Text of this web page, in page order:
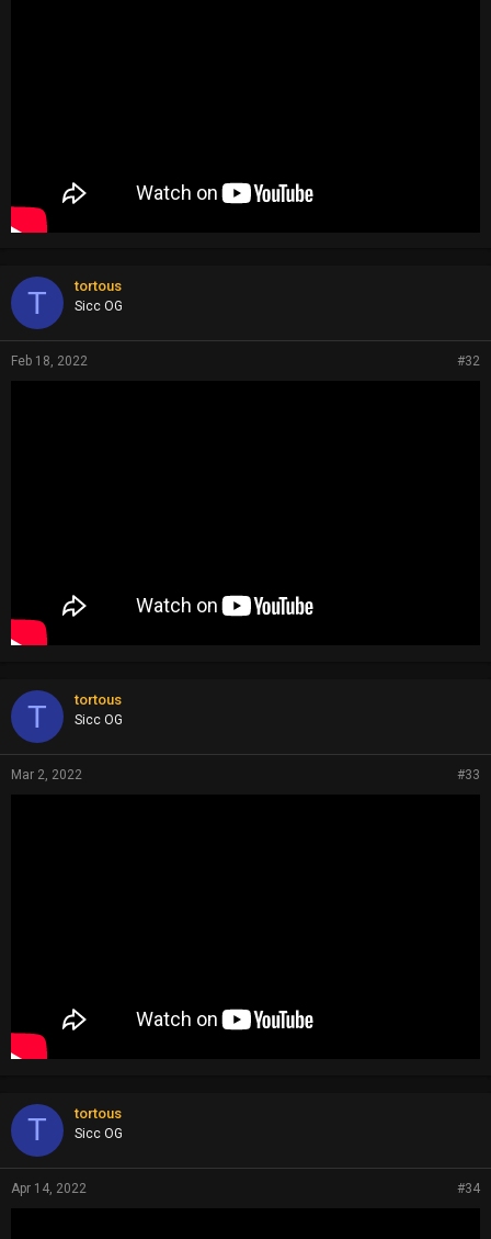
T tortous
Sicc OG
Feb 18, 2022 #32
T tortous
Sicc OG
Mar 2, 2022 #33
T tortous
Sicc OG
Apr 14, 2022 #34